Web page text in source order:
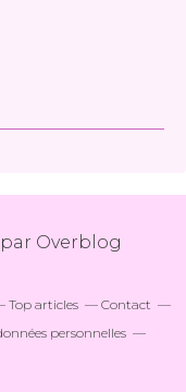
Overblog
Top articles
Contact
personnelles